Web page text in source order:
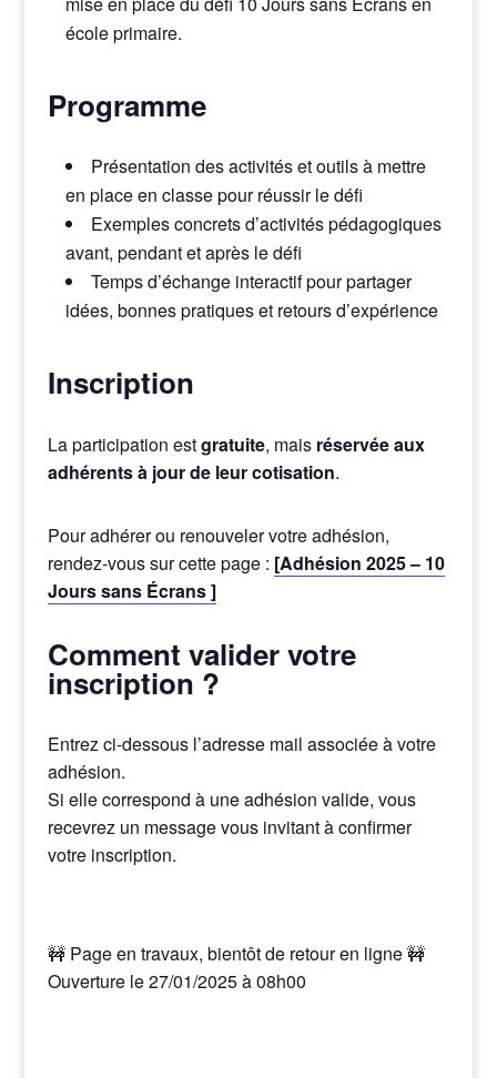
école primaire.
Programme
Présentation des activités et outils à mettre
en place en classe pour réussir le défi
Exemples concrets d’activités pédagogiques
avant, pendant et après le défi
Temps d’échange interactif pour partager
idées, bonnes pratiques et retours d’expérience
Inscription
La participation estgratuite, mais réservée aux
adhérents à jour de leur cotisation.
Pour adhérer ou renouveler votre adhésion,
rendez-vous sur cette page : [Adhésion 2025 – 10
Jours sans Écrans ]
Comment valider votre
inscription ?
Entrez ci-dessous l’adresse mail associée à votre
adhésion.
Si elle correspond à une adhésion valide, vous
recevrez un message vous invitant à confirmer
votre inscription.
🚧 Page en travaux, bientôt de retour en ligne 🚧
Ouverture le 27/01/2025 à 08h00